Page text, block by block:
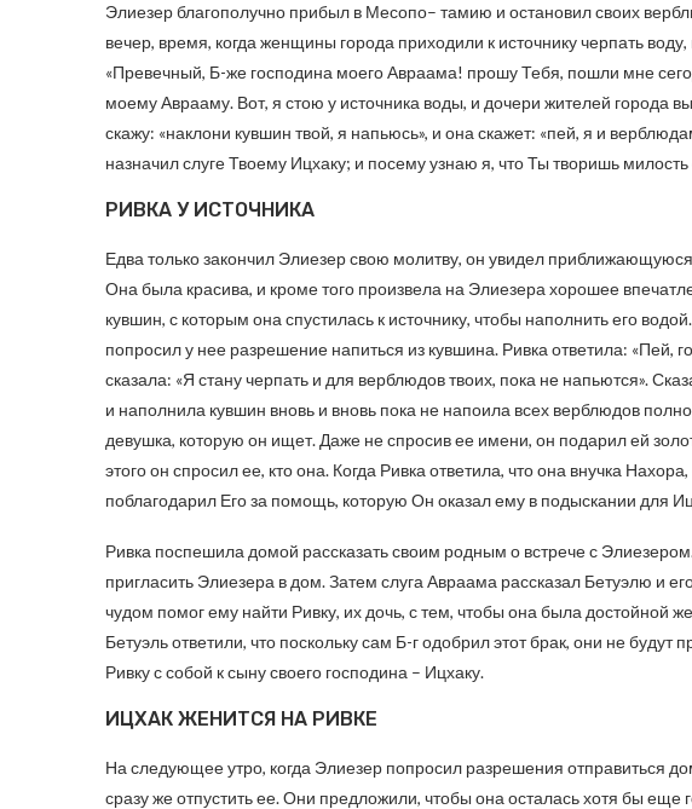
Элиезер благополучно прибыл в Месопо– тамию и остановил своих
вечер, время, когда женщины города приходили к источнику черпать
«Превечный, Б-же господина моего Авраама! прошу Тебя, пошли мне
моему Аврааму. Вот, я стою у источника воды, и дочери жителей города
скажу: «наклони кувшин твой, я напьюсь», и она скажет: «пей, я и
назначил слуге Твоему Ицхаку; и посему узнаю я, что Ты творишь
РИВКА У ИСТОЧНИКА
Едва только закончил Элиезер свою молитву, он увидел
Она была красива, и кроме того произвела на Элиезера хорошее
кувшин, с которым она спустилась к источнику, чтобы наполнить его
попросил у нее разрешение напиться из кувшина. Ривка ответила: «Пей,
сказала: «Я стану черпать и для верблюдов твоих, пока не напьются».
и наполнила кувшин вновь и вновь пока не напоила всех верблюдов
девушка, которую он ищет. Даже не спросив ее имени, он подарил ей
этого он спросил ее, кто она. Когда Ривка ответила, что она внучка
поблагодарил Его за помощь, которую Он оказал ему в подыскании для
Ривка поспешила домой рассказать своим родным о встрече с
пригласить Элиезера в дом. Затем слуга Авраама рассказал Бетуэлю и
чудом помог ему найти Ривку, их дочь, с тем, чтобы она была достойной
Бетуэль ответили, что поскольку сам Б-г одобрил этот брак, они не будут
Ривку с собой к сыну своего господина – Ицхаку.
ИЦХАК ЖЕНИТСЯ НА РИВКЕ
На следующее утро, когда Элиезер попросил разрешения отправиться
сразу же отпустить ее. Они предложили, чтобы она осталась хотя бы еще